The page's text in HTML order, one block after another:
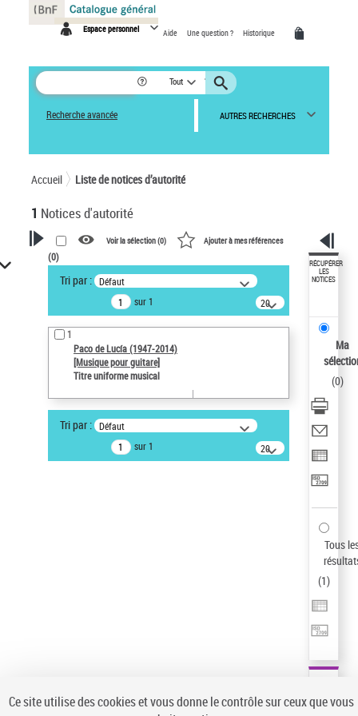
Espace personnel Aide Une question ? Historique
Tout
Recherche avancée AUTRES RECHERCHES
Accueil Liste de notices d’autorité
1 Notices d'autorité
VOTRE RECHERCHE
Recherche avancée dans les
notices d’autorité
Œuvres liées à l'auteur :
Paco de Lucía (1947-2014)
Type de notice d'autorité
Type de notice d'autorité
Voir la sélection (0) Ajouter à mes références
(0)
Tri par : Défaut
sur 1
20
résultats/page
1
Paco de Lucía (1947-2014)
[Musique pour guitare]
Titre uniforme musical
Tri par : Défaut
sur 1
20
résultats/page
RÉCUPÉRER
LES
NOTICES
Ma
(0)
Tous
(1)
Panneau de gestion des cookies
Ce site utilise des cookies et vous donne le contrôle sur ceux que vous